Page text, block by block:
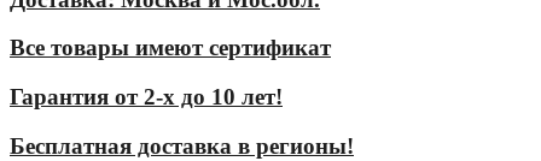
Все товары имеют сертификат
Гарантия от 2-х до 10 лет!
Бесплатная доставка в регионы!